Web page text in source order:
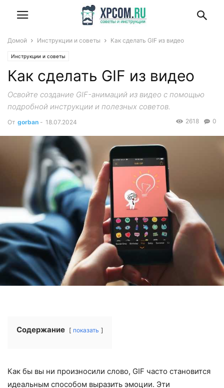
Домой Инструкции и советы Как сделать GIF из видео
Инструкции и советы
Как сделать GIF из видео
Освойте создание GIF-анимаций из видео с помощью
подробной инструкции и полезных советов.
От gorban - 18.07.2024 0
2618
Содержание показать
Как бы вы ни произносили слово, GIF часто становится
идеальным способом выразить эмоции. Эти